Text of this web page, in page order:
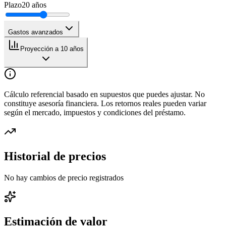
Plazo20 años
Gastos avanzados
Proyección a 10 años
Cálculo referencial basado en supuestos que puedes ajustar. No
constituye asesoría financiera. Los retornos reales pueden variar
según el mercado, impuestos y condiciones del préstamo.
Historial de precios
No hay cambios de precio registrados
Estimación de valor